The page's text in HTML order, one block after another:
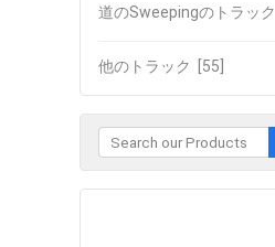
道のSweepingのトラック
他のトラック [55]